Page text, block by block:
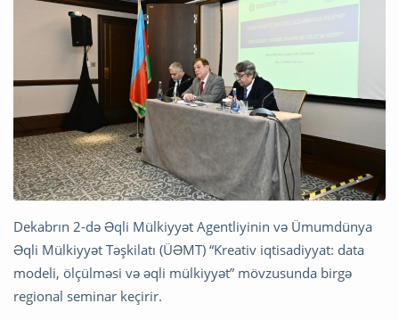
Dekabrın 2-də Əqli Mülkiyyət Agentliyinin və Ümumdünya
Əqli Mülkiyyət Təşkilatı (ÜƏMT) “Kreativ iqtisadiyyat: data
modeli, ölçülməsi və əqli mülkiyyət” mövzusunda birgə
regional seminar keçirir.